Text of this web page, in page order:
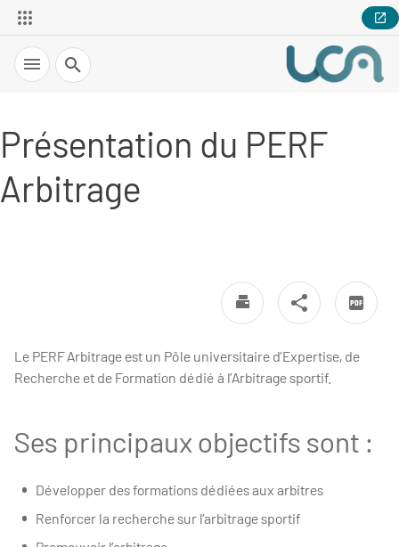
Recherche
Présentation du PERF
Arbitrage
Le PERF Arbitrage est un Pôle universitaire d’Expertise, de
Recherche et de Formation dédié à l’Arbitrage sportif.
Ses principaux objectifs sont :
Développer des formations dédiées aux arbitres
Renforcer la recherche sur l’arbitrage sportif